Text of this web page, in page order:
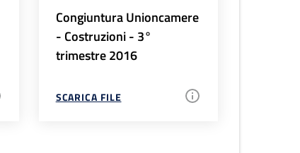
Congiuntura Unioncamere
- Costruzioni - 3°
trimestre 2016
SCARICA FILE